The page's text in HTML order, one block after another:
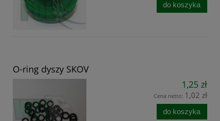
do koszyka
O-ring dyszy SKOV
1,25 zł
Cena netto: 1,02 zł
do koszyka